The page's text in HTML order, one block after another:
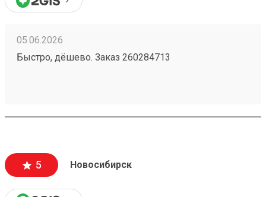
05.06.2026
Быстро, дёшево. Заказ 260284713
5 Новосибирск